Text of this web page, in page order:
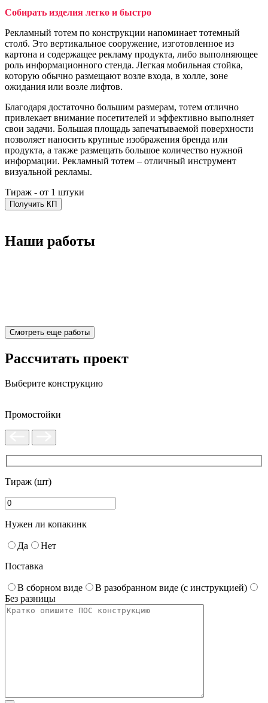
Собирать изделия легко и быстро
Рекламный тотем по конструкции напоминает тотемный
столб. Это вертикальное сооружение, изготовленное из
картона и содержащее рекламу продукта, либо выполняющее
роль информационного стенда. Легкая мобильная стойка,
которую обычно размещают возле входа, в холле, зоне
ожидания или возле лифтов.
Благодаря достаточно большим размерам, тотем отлично
привлекает внимание посетителей и эффективно выполняет
свои задачи. Большая площадь запечатываемой поверхности
позволяет наносить крупные изображения бренда или
продукта, а также размещать большое количество нужной
информации. Рекламный тотем – отличный инструмент
визуальной рекламы.
Тираж - от 1 штуки
Получить КП
Наши работы
Смотреть еще работы
Рассчитать проект
Выберите конструкцию
Промостойки
Тираж (шт)
Нужен ли копакинк
Да
Нет
Поставка
В сборном виде
В разобранном виде (с инструкцией)
Без разницы